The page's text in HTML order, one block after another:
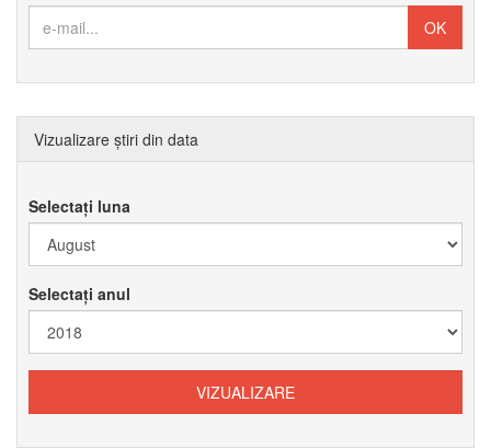
Vizualizare știri din data
Selectați luna
Selectați anul